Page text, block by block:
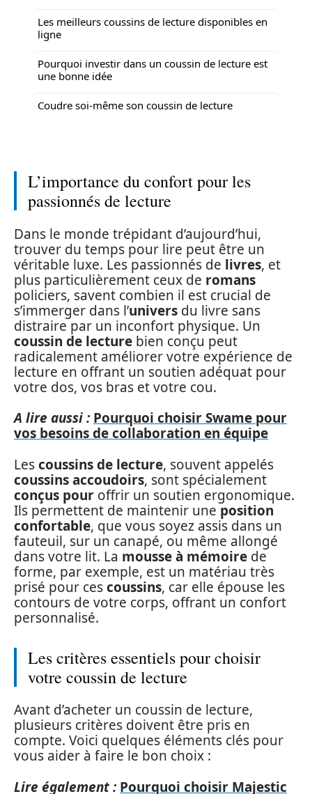
Les meilleurs coussins de lecture disponibles en
ligne
Pourquoi investir dans un coussin de lecture est
une bonne idée
Coudre soi-même son coussin de lecture
L’importance du confort pour les
passionnés de lecture
Dans le monde trépidant d’aujourd’hui,
trouver du temps pour lire peut être un
véritable luxe. Les passionnés de livres, et
plus particulièrement ceux de romans
policiers, savent combien il est crucial de
s’immerger dans l’univers du livre sans
distraire par un inconfort physique. Un
coussin de lecture bien conçu peut
radicalement améliorer votre expérience de
lecture en offrant un soutien adéquat pour
votre dos, vos bras et votre cou.
A lire aussi : Pourquoi choisir Swame pour
vos besoins de collaboration en équipe
Lescoussins de lecture, souvent appelés
coussins accoudoirs, sont spécialement
conçus pour offrir un soutien ergonomique.
Ils permettent de maintenir une position
confortable, que vous soyez assis dans un
fauteuil, sur un canapé, ou même allongé
dans votre lit. La mousse à mémoire de
forme, par exemple, est un matériau très
prisé pour cescoussins, car elle épouse les
contours de votre corps, offrant un confort
personnalisé.
Les critères essentiels pour choisir
votre coussin de lecture
Avant d’acheter un coussin de lecture,
plusieurs critères doivent être pris en
compte. Voici quelques éléments clés pour
vous aider à faire le bon choix :
Lire également : Pourquoi choisir Majestic